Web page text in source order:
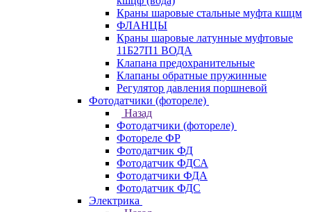
Краны шаровые стальные муфта кшцм
ФЛАНЦЫ
Краны шаровые латунные муфтовые
11Б27П1 ВОДА
Клапана предохранительные
Клапаны обратные пружинные
Регулятор давления поршневой
Фотодатчики (фотореле)
Назад
Фотодатчики (фотореле)
Фотореле ФР
Фотодатчик ФД
Фотодатчик ФДСА
Фотодатчики ФДА
Фотодатчик ФДС
Электрика